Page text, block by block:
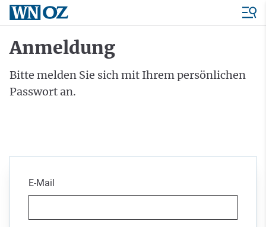
Anmeldung
Bitte melden Sie sich mit Ihrem persönlichen
Passwort an.
E-Mail